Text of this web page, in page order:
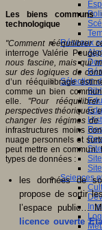
Réseaux
Sélection
Sciences
Les biens communs
technologique
"Comment rééquilibrer
interroge Valérie
nous fascine, mais qui
sur des logiques de
d’un rééquilibrage
comme un bien
elle. "Pour
perspectives théoriques
changer les régimes de
infrastructures moins
nuage personnels et
peut mettre en
types de données :
les données de
propose de sortir
l’espace public…
licence ouverte